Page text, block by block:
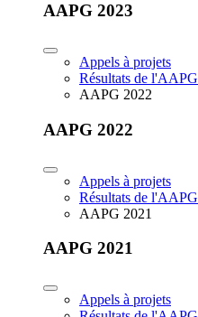
AAPG 2023
Appels à projets
Résultats de l'AAPG
AAPG 2022
AAPG 2022
Appels à projets
Résultats de l'AAPG
AAPG 2021
AAPG 2021
Appels à projets